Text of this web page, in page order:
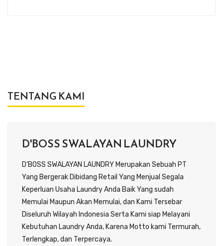
TENTANG KAMI
D'BOSS SWALAYAN LAUNDRY
D’BOSS SWALAYAN LAUNDRY Merupakan Sebuah PT
Yang Bergerak Dibidang Retail Yang Menjual Segala
Keperluan Usaha Laundry Anda Baik Yang sudah
Memulai Maupun Akan Memulai, dan Kami Tersebar
Diseluruh Wilayah Indonesia Serta Kami siap Melayani
Kebutuhan Laundry Anda, Karena Motto kami Termurah,
Terlengkap, dan Terpercaya.